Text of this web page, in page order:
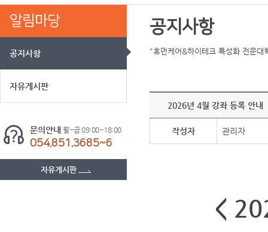
알림마당
공지사항
자유게시판
문의안내 월~금 09:00~18:00
054.851.3685~6
자유게시판
공지사항
"휴먼케어&하이테크 특성화 전문대
2026년 4월 강좌 등록 안내
작성자 관리자
<